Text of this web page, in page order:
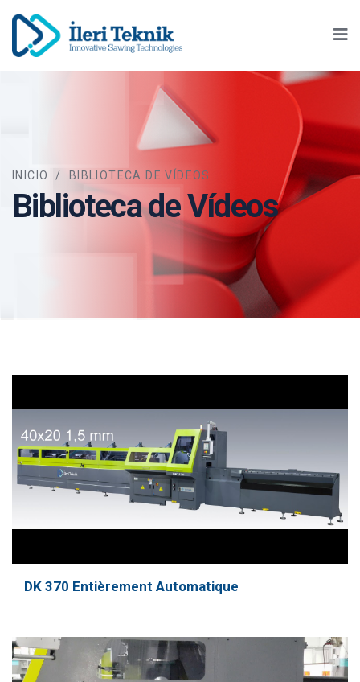
INICIO / BIBLIOTECA DE VÍDEOS
Biblioteca de Vídeos
DK 370 Entièrement Automatique